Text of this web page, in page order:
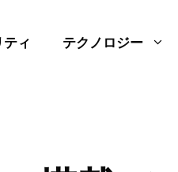
ィ テクノロジー